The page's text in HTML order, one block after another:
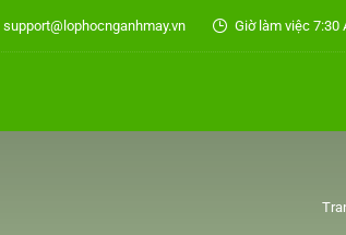
support@lophocnganhmay.vn Giờ làm việc 7:30